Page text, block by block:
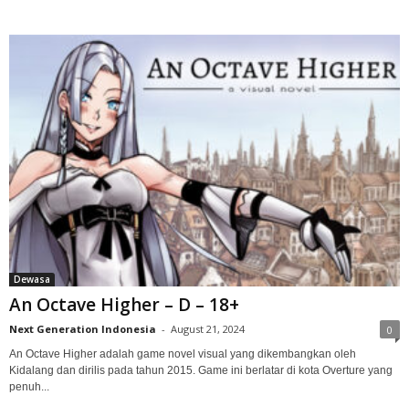
Dewasa
An Octave Higher – D – 18+
Next Generation Indonesia - August 21, 2024 0
An Octave Higher adalah game novel visual yang dikembangkan oleh
Kidalang dan dirilis pada tahun 2015. Game ini berlatar di kota Overture yang
penuh...